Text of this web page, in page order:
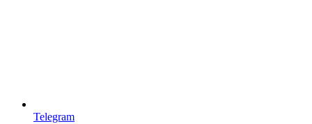
Telegram